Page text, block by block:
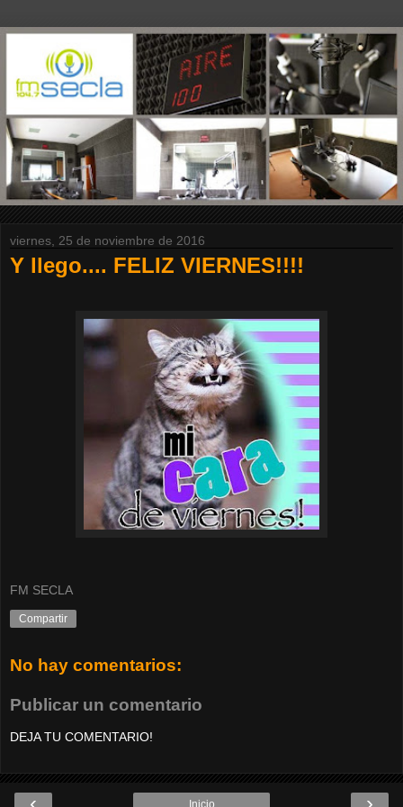
viernes, 25 de noviembre de 2016
Y llego.... FELIZ VIERNES!!!!
FM SECLA
Compartir
No hay comentarios:
Publicar un comentario
DEJA TU COMENTARIO!
Inicio